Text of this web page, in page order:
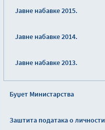
Јавне набавке 2015.
Јавне набавке 2014.
Јавне набавке 2013.
Буџет Министарства
Заштита података о личности